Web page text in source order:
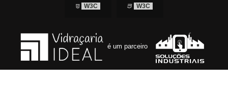
W3C W3C
é um parceiro